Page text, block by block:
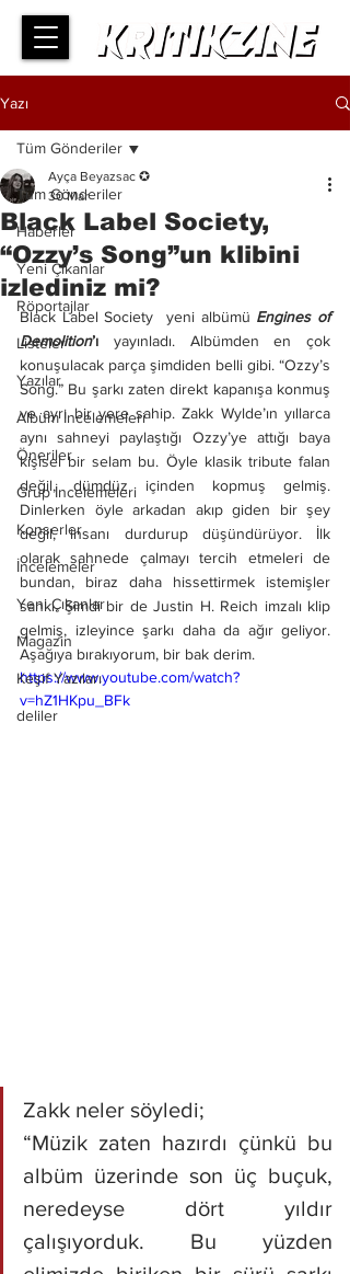
Yazı
Tüm Gönderiler
Haberler
Yeni Çıkanlar
Röportajlar
Listeler
Yazılar
Albüm İncelemeleri
Öneriler
Grup İncelemeleri
Konserler
İncelemeler
Yeni Çıkanlar
Magazin
Keşif Yazıları
deliler
Tüm Gönderiler
Black Label Society,
“Ozzy’s Song”un klibini
izlediniz mi?
Ayça Beyazsac ✪
30 Mar
Black Label Society  yeni albümü Engines of
Demolition’ı yayınladı. Albümden en çok
konuşulacak parça şimdiden belli gibi. “Ozzy’s
Song.” Bu şarkı zaten direkt kapanışa konmuş
ve ayrı bir yere sahip. Zakk Wylde’ın yıllarca
aynı sahneyi paylaştığı Ozzy’ye attığı baya
kişisel bir selam bu. Öyle klasik tribute falan
değil, dümdüz içinden kopmuş gelmiş.
Dinlerken öyle arkadan akıp giden bir şey
değil, insanı durdurup düşündürüyor. İlk
olarak sahnede çalmayı tercih etmeleri de
bundan, biraz daha hissettirmek istemişler
sanki. Şimdi bir de Justin H. Reich imzalı klip
gelmiş, izleyince şarkı daha da ağır geliyor.
Aşağıya bırakıyorum, bir bak derim.
https://www.youtube.com/watch?
v=hZ1HKpu_BFk
Zakk neler söyledi;
“Müzik zaten hazırdı çünkü bu
albüm üzerinde son üç buçuk,
neredeyse dört yıldır
çalışıyorduk. Bu yüzden